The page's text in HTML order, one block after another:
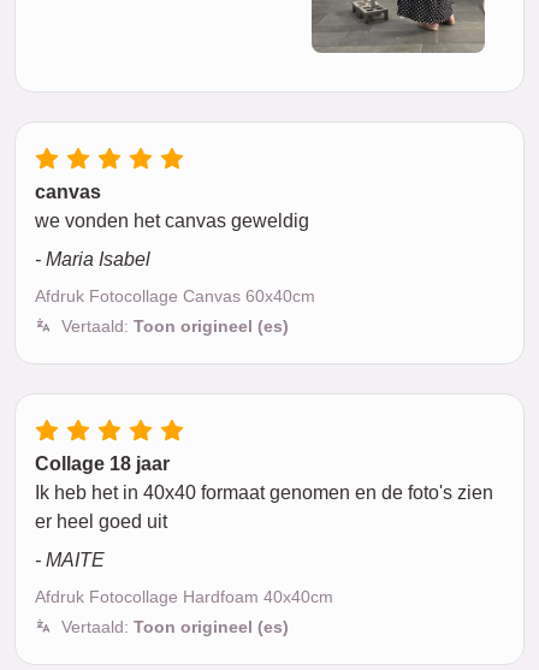
canvas
we vonden het canvas geweldig
- Maria Isabel
Afdruk Fotocollage Canvas 60x40cm
Vertaald: Toon origineel (es)
Collage 18 jaar
Ik heb het in 40x40 formaat genomen en de foto's zien
er heel goed uit
- MAITE
Afdruk Fotocollage Hardfoam 40x40cm
Vertaald: Toon origineel (es)